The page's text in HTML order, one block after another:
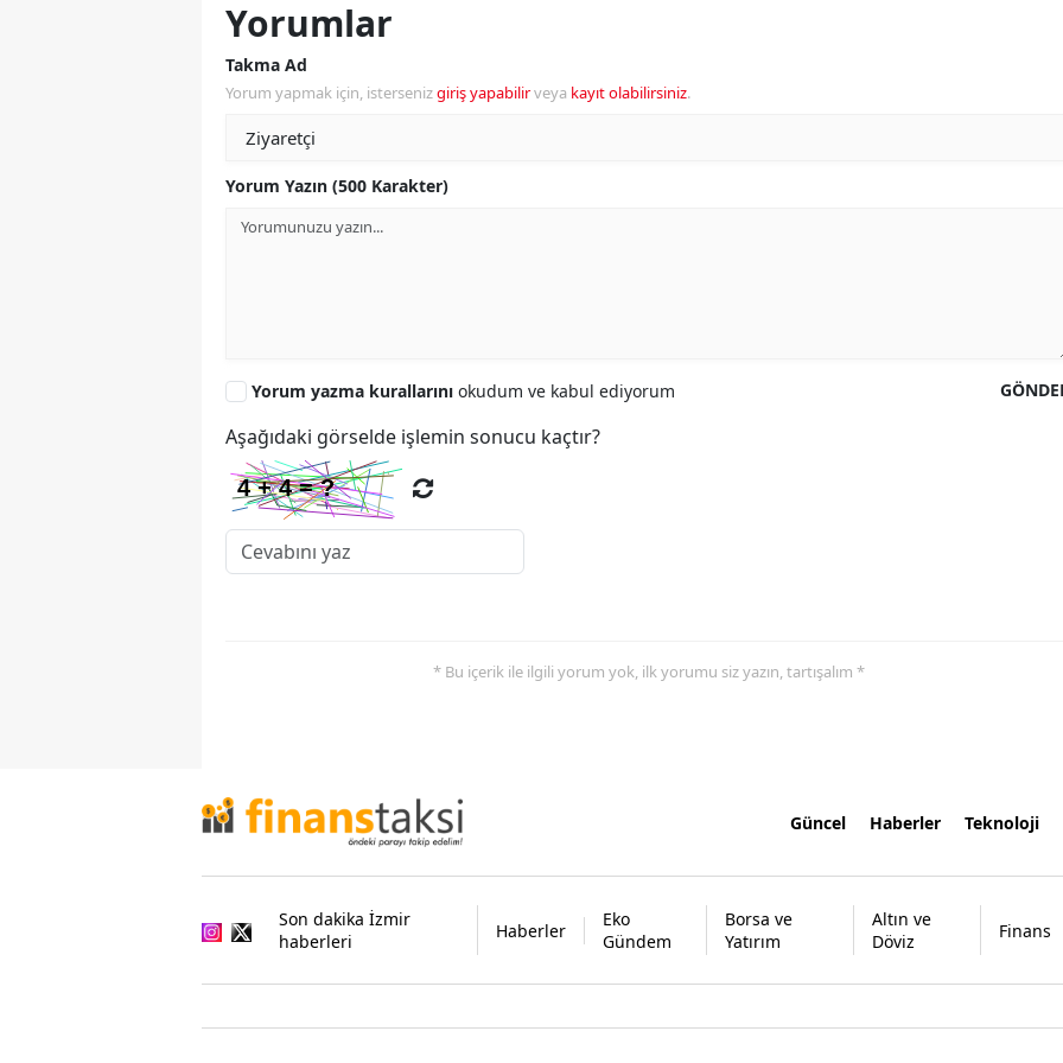
Yorumlar
Takma Ad
Yorum yapmak için, istersenizgiriş yapabilirveya kayıt olabilirsiniz.
Yorum Yazın (500 Karakter)
Yorum yazma kurallarını okudum ve kabul ediyorum
Aşağıdaki görselde işlemin sonucu kaçtır?
* Bu içerik ile ilgili yorum yok, ilk yorumu siz yazın, tartışalım *
Güncel Haberler Teknoloji
Son dakika İzmir
haberleri
Haberler
Eko
Gündem
Borsa ve
Yatırım
Altın ve
Döviz
Finans